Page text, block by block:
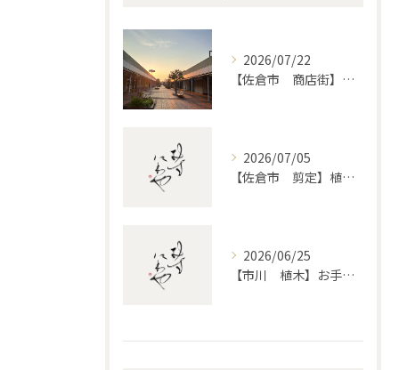
2026/07/22
【佐倉市 商店街】街路植木剪定
2026/07/05
【佐倉市 剪定】植木・庭木の剪定、プロに頼むとどう違うのか。
2026/06/25
【市川 植木】お手入れ【和モダンというお庭を考える】